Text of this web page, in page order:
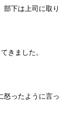
下は上司に取り
きました。
ったように言っ